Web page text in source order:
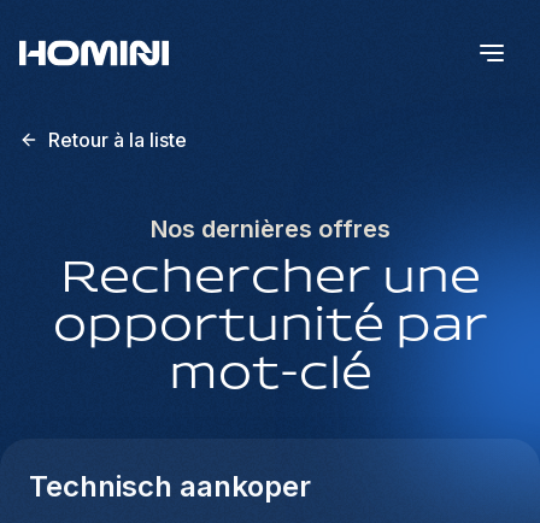
Retour à la liste
Nos dernières offres
Rechercher une
opportunité par
mot-clé
Technisch aankoper